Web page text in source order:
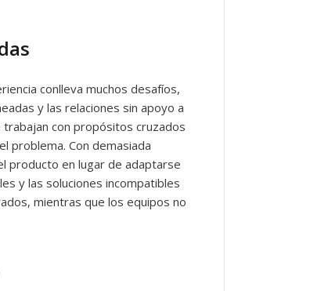
conlleva muchos desafíos,
y las relaciones sin apoyo a
con propósitos cruzados
problema. Con demasiada
producto en lugar de adaptarse
y las soluciones incompatibles
mientras que los equipos no